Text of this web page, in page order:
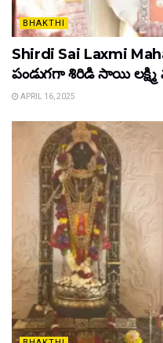
BHAKTHI
Shirdi Sai Laxmi
పండుగగా శిరిడి సాయి
APRIL 16, 2025